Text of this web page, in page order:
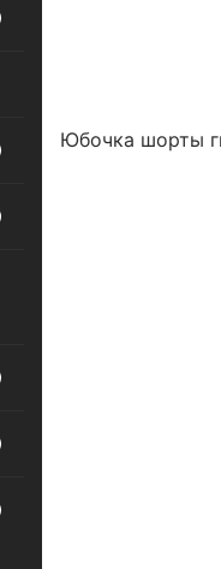
Юбочка шорты